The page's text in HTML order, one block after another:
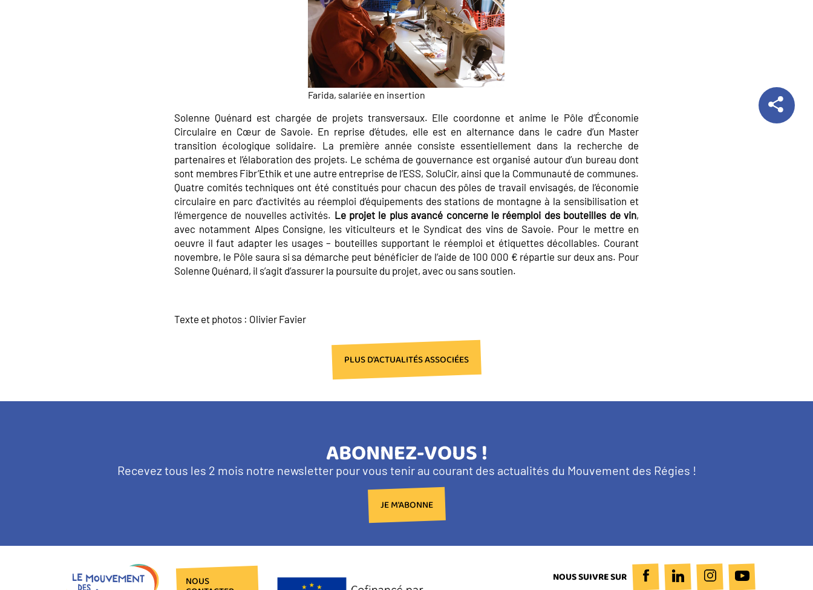
Farida, salariée en insertion
Solenne Quénard est chargée de projets transversaux. Elle coordonne et anime le Pôle d’Économie
Circulaire en Cœur de Savoie. En reprise d’études, elle est en alternance dans le cadre d’un Master
transition écologique solidaire. La première année consiste essentiellement dans la recherche de
partenaires et l’élaboration des projets. Le schéma de gouvernance est organisé autour d’un bureau dont
sont membres Fibr’Ethik et une autre entreprise de l’ESS, SoluCir, ainsi que la Communauté de communes.
Quatre comités techniques ont été constitués pour chacun des pôles de travail envisagés, de l’économie
circulaire en parc d’activités au réemploi d’équipements des stations de montagne à la sensibilisation et
l’émergence de nouvelles activités. Le projet le plus avancé concerne le réemploi des bouteilles de vin,
avec notamment Alpes Consigne, les viticulteurs et le Syndicat des vins de Savoie. Pour le mettre en
oeuvre il faut adapter les usages – bouteilles supportant le réemploi et étiquettes décollables. Courant
novembre, le Pôle saura si sa démarche peut bénéficier de l’aide de 100 000 € répartie sur deux ans. Pour
Solenne Quénard, il s’agit d’assurer la poursuite du projet, avec ou sans soutien.
Texte et photos : Olivier Favier
PLUS D'ACTUALITÉS ASSOCIÉES
TITRE
BANDEAU
NEWSLETTER
ABONNEZ-VOUS !
Texte
Recevez tous les 2 mois notre newsletter pour vous tenir au courant des actualités du Mouvement des Régies !
JE M'ABONNE
NOUS
Logo
NOUS SUIVRE SUR